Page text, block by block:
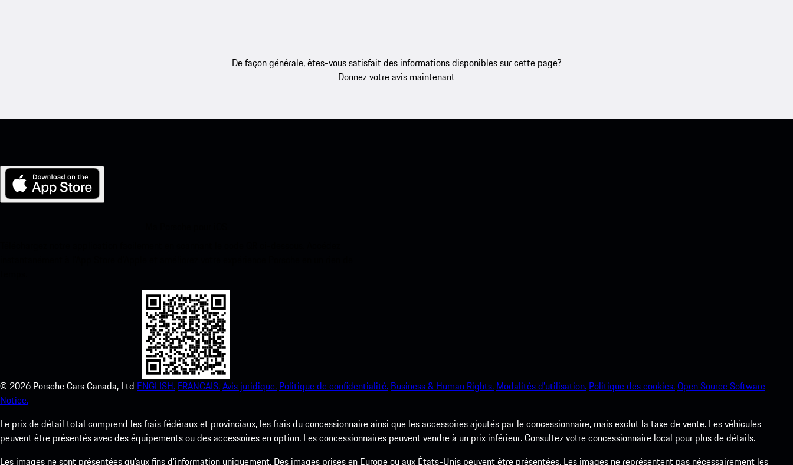
De façon générale, êtes-vous satisfait des informations disponibles sur cette page?
Donnez votre avis maintenant
© 2026 Porsche Cars Canada, Ltd ENGLISH. FRANCAIS.Avis juridique. Politique de confidentialité. Business & Human Rights. Modalités d’utilisation. Politique des cookies.Open Source Software
Notice.
Le prix de détail total comprend les frais fédéraux et provinciaux, les frais du concessionnaire ainsi que les accessoires ajoutés par le concessionnaire, mais exclut la taxe de vente. Les véhicules
peuvent être présentés avec des équipements ou des accessoires en option. Les concessionnaires peuvent vendre à un prix inférieur. Consultez votre concessionnaire local pour plus de détails.
Les images ne sont présentées qu’aux fins d’information uniquement. Des images prises en Europe ou aux États-Unis peuvent être présentées. Les images ne représentent pas nécessairement les